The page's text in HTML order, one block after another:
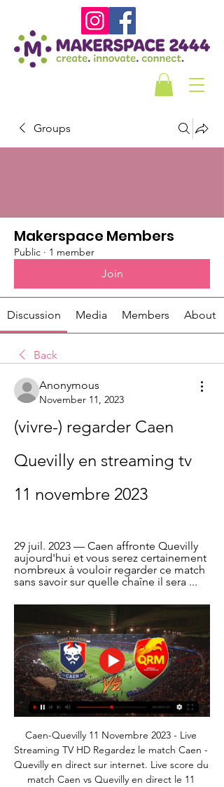
Groups
Makerspace Members
Public · 1 member
Join
Discussion Media Members About
Back
Anonymous
November 11, 2023
(vivre-) regarder Caen
Quevilly en streaming tv
11 novembre 2023
29 juil. 2023 — Caen affronte Quevilly
aujourd'hui et vous serez certainement
nombreux à vouloir regarder ce match
sans savoir sur quelle chaîne il sera ...
Caen-Quevilly 11 Novembre 2023 - Live
Streaming TV HD Regardez le match Caen -
Quevilly en direct sur internet. Live score du
match Caen vs Quevilly en direct le 11